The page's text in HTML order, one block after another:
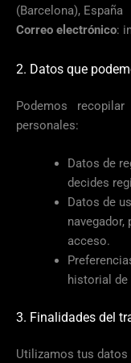
(Barcelona), España
Correo electrónico:
2. Datos que
Podemos
personales:
Datos de
decides
Datos de
navegador,
acceso.
historial
3. Finalidades del
Utilizamos tus datos